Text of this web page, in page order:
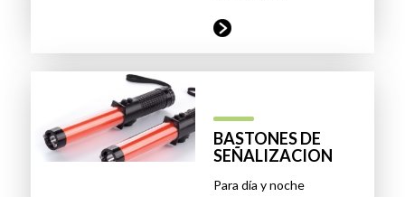
BASTONES DE
SEÑALIZACION
Para día y noche